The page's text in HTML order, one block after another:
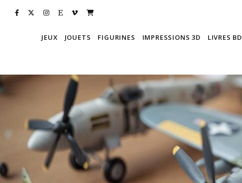
JEUX JOUETS FIGURINES IMPRESSIONS 3D LIVRES BD